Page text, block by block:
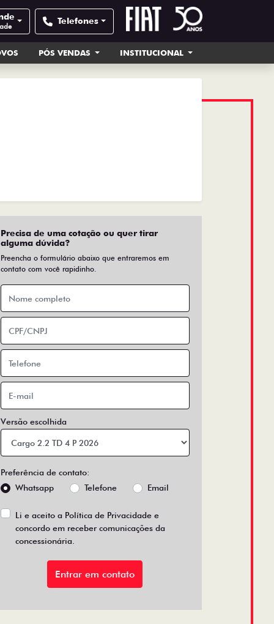
Telefones
PÓS VENDAS INSTITUCIONAL
Precisa de uma cotação ou quer tirar
alguma dúvida?
Preencha o formulário abaixo que entraremos em
contato com você rapidinho.
Versão escolhida
Preferência de contato:
Whatsapp
Telefone Email
Li e aceito a Política de Privacidadee
concordo em receber comunicações da
concessionária.
Entrar em contato